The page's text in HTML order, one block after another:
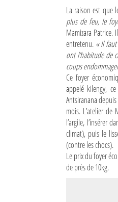
Les Petites Annonces
La Tribune de Diego en PDF
La raison est que
plus de feu, le
Mamizara
entretenu. « Il faut
ont l’habitude de
coups
Ce foyer
appelé kilengy,
Antsiranana
mois. L’atelier de
l’argile, l’insérer
climat), puis le
(contre les chocs).
Le prix du foyer
de près de 10kg.